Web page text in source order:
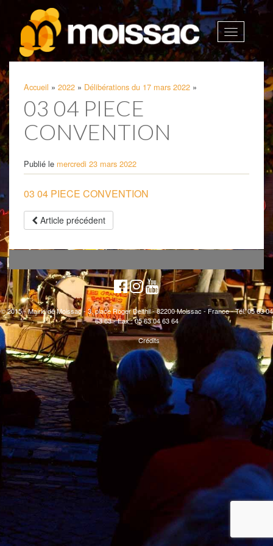
Afficher
la
Accueil » 2022 » Délibérations du 17 mars 2022 »
03 04 PIECE
CONVENTION
Publié le mercredi 23 mars 2022
03 04 PIECE CONVENTION
Article précédent
© 2015 - Mairie de Moissac - 3, place Roger Delthil - 82200 Moissac - France - Tél. 05 63 04
63 63 - Fax : 05 63 04 63 64
Crédits